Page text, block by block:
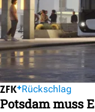
Rückschlag
Potsdam muss